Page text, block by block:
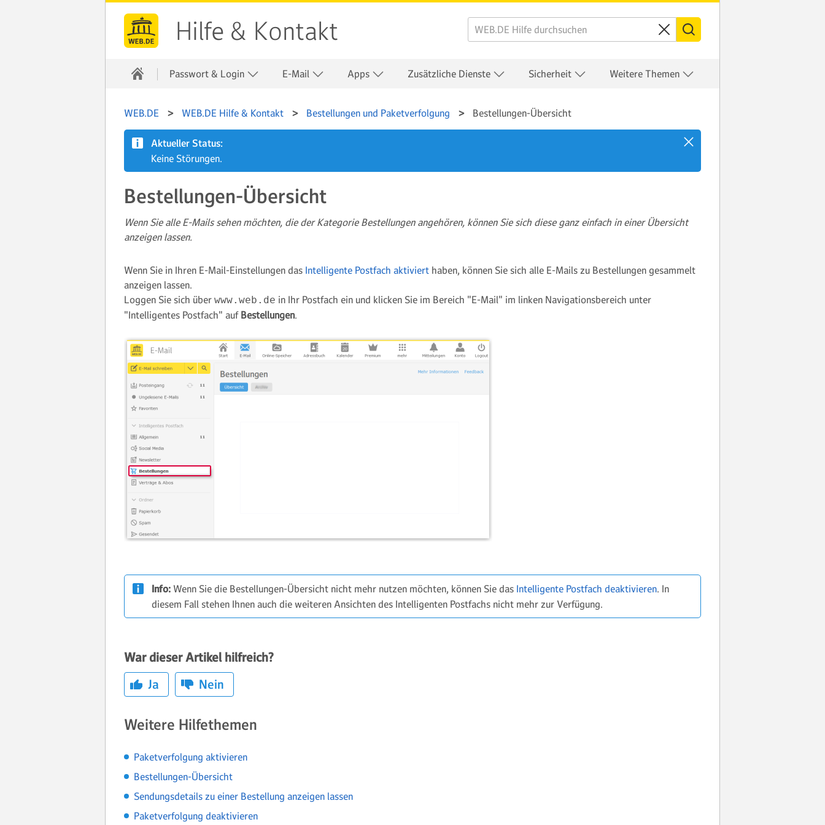
Hilfe & Kontakt
Passwort & Login E-Mail Apps Zusätzliche Dienste Sicherheit Weitere Themen
WEB.DE WEB.DE Hilfe & Kontakt Bestellungen und Paketverfolgung Bestellungen-Übersicht
Aktueller Status:
Keine Störungen.
Bestellungen-Übersicht
Wenn Sie alle E-Mails sehen möchten, die der Kategorie Bestellungen angehören, können Sie sich diese ganz einfach in einer Übersicht
anzeigen lassen.
Wenn Sie in Ihren E-Mail-Einstellungen das Intelligente Postfach aktiviert haben, können Sie sich alle E-Mails zu Bestellungen gesammelt
anzeigen lassen.
Loggen Sie sich über www.web.de in Ihr Postfach ein und klicken Sie im Bereich "E-Mail" im linken Navigationsbereich unter
"Intelligentes Postfach" auf Bestellungen.
Info: Wenn Sie die Bestellungen-Übersicht nicht mehr nutzen möchten, können Sie das Intelligente Postfach deaktivieren. In
diesem Fall stehen Ihnen auch die weiteren Ansichten des Intelligenten Postfachs nicht mehr zur Verfügung.
War dieser Artikel hilfreich?
Ja
Nein
Weitere Hilfethemen
Paketverfolgung aktivieren
Bestellungen-Übersicht
Sendungsdetails zu einer Bestellung anzeigen lassen
Paketverfolgung deaktivieren